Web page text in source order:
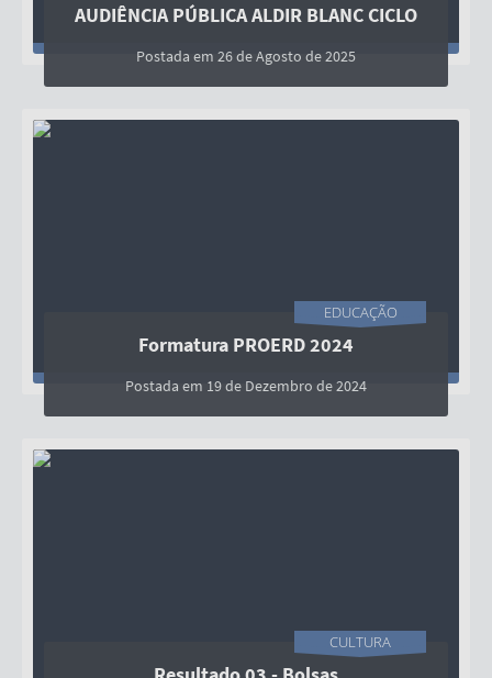
AUDIÊNCIA PÚBLICA ALDIR BLANC CICLO
Postada em 26 de Agosto de 2025
Formatura PROERD 2024
Postada em 19 de Dezembro de 2024
EDUCAÇÃO
CULTURA